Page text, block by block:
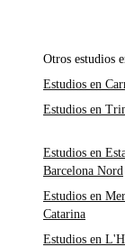
Otros estudios
Estudios en
Estudios en
Estudios en
Barcelona Nord
Estudios en
Catarina
Estudios en